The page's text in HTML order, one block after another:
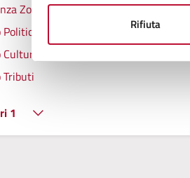
Rifiuta
Zonale per l’Educazione e
Sociali, Sport
Tributi
1